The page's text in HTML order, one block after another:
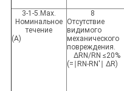
3-1-5.Max.
Номинальное
течение
(A)
8
Отсутствие
видимого
механического
повреждения.
ΔRN/RN ≤20%
(=∣RN-RN'∣ ΔR)